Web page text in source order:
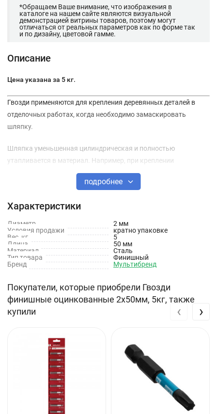
*Обращаем Ваше внимание, что изображения в
каталоге на нашем сайте являются визуальной
демонстрацией витрины товаров, поэтому могут
отличаться от реальных параметров как по форме так
и по дизайну, цветовой гамме.
Описание
Цена указана за 5 кг.
Гвозди применяются для крепления деревянных деталей в
отделочных работах, когда необходимо замаскировать
шляпку.
Шляпка уменьшенная цилиндрическая и полностью
утапливается в материал. Например, при креплении
наличников к дверному проему.
Тип товара: Гвозди
Материал: Сталь
Покрытие: Оцинкованное
Размер: 2х50 мм
подробнее
Характеристики
Диаметр
2 мм
Условия продажи
кратно упаковке
Вес, кг
5
Длина
50 мм
Материал
Сталь
Тип товара
Финишный
Бренд
Мультибренд
Покупатели, которые приобрели Гвозди
финишные оцинкованные 2х50мм, 5кг, также
купили
‹ ›